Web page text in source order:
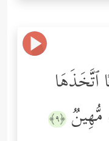
ٱتَّخَذَهَا
مُّهِینࣱ ﴿٩﴾